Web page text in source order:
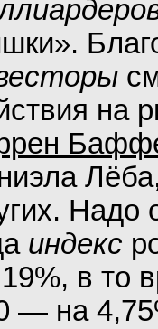
на
Надо
индекс
в то
— на